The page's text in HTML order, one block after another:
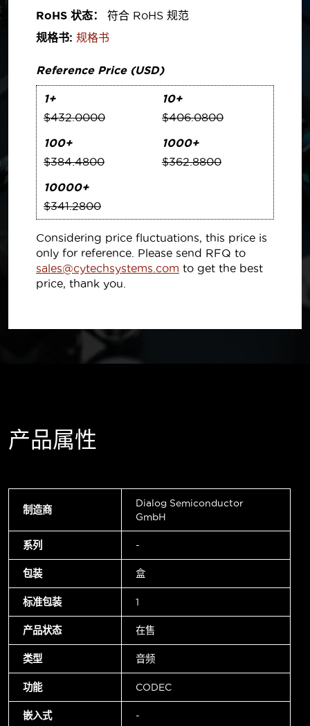
RoHS 状态：
符合 RoHS 规范
规格书: 规格书
Reference Price (USD)
1+
$432.0000
10+
$406.0800
100+
$384.4800
1000+
$362.8800
10000+
$341.2800
Considering price fluctuations, this price is
only for reference. Please send RFQ to
sales@cytechsystems.com to get the best
price, thank you.
产品属性
制造商
Dialog Semiconductor
GmbH
系列 -
包装 盒
标准包装 1
产品状态 在售
类型 音频
功能 CODEC
嵌入式 -